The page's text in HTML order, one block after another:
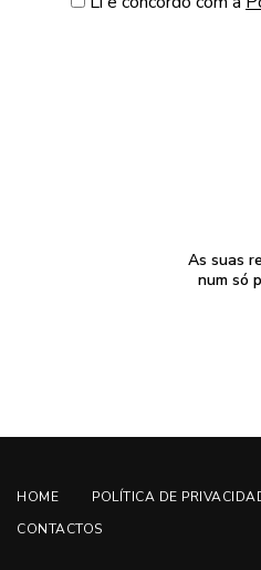
As suas
num só
HOME POLÍTICA DE
CONTACTOS